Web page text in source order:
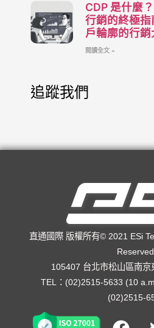
CDP 是什麼
行銷的終極
戶輪廓的行銷
閱讀全文 »
追蹤我們
直通國際 版權所有© 2021 ESi
105407 台北市松山區南
TEL：(02)2515-5633 (10
(02)2515-